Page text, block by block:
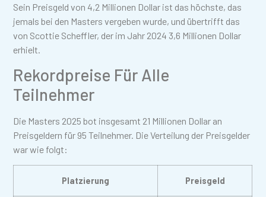
Sein Preisgeld von 4,2 Millionen Dollar ist das höchste, das
jemals bei den Masters vergeben wurde, und übertrifft das
von Scottie Scheffler, der im Jahr 2024 3,6 Millionen Dollar
erhielt.
Rekordpreise Für Alle
Teilnehmer
Die Masters 2025 bot insgesamt 21 Millionen Dollar an
Preisgeldern für 95 Teilnehmer. Die Verteilung der Preisgelder
war wie folgt:
Platzierung Preisgeld